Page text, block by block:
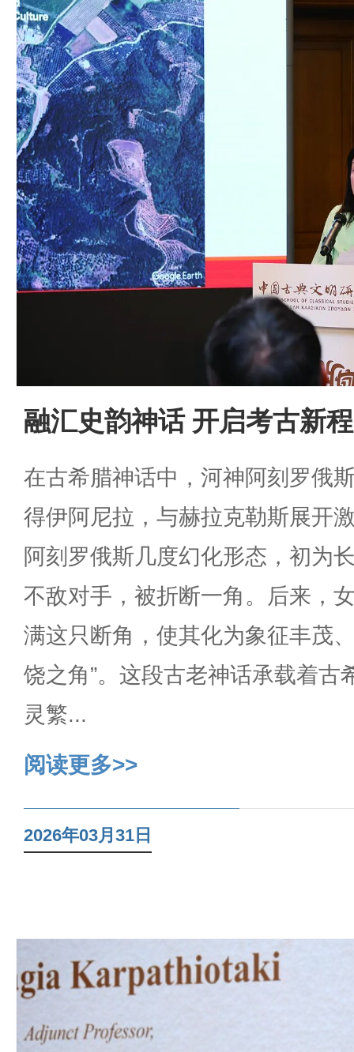
融汇史韵神话 开启考古新程
在古希腊神话中，河神阿刻罗俄
得伊阿尼拉，与赫拉克勒斯展开
阿刻罗俄斯几度幻化形态，初为
不敌对手，被折断一角。后来，
满这只断角，使其化为象征丰茂
饶之角”。这段古老神话承载着古
灵繁...
阅读更多>>
2026年03月31日